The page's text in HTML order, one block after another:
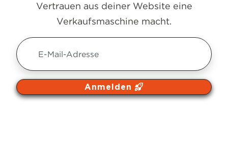
Vertrauen aus deiner Website eine
Verkaufsmaschine macht.
Anmelden